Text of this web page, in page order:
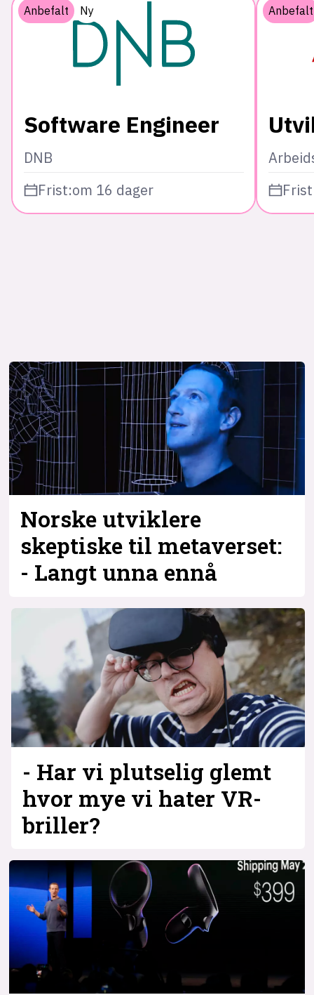
Anbefalt Ny
Software Engineer
DNB
Frist:om 16 dager
Anbefalt
Norske utviklere
skeptiske til metaverset:
- Langt unna ennå
- Har vi plutselig glemt
hvor mye vi hater VR-
briller?